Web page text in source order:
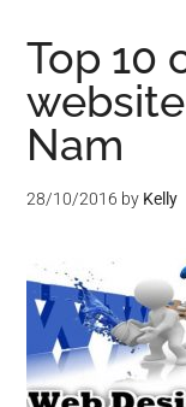
Top 10
Nam
28/10/2016 by Kelly